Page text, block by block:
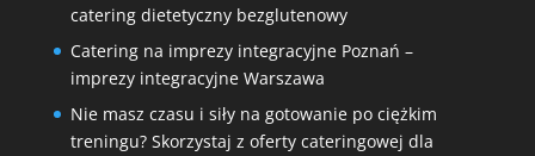
catering dietetyczny bezglutenowy
Catering na imprezy integracyjne Poznań –
imprezy integracyjne Warszawa
Nie masz czasu i siły na gotowanie po ciężkim
treningu? Skorzystaj z oferty cateringowej dla